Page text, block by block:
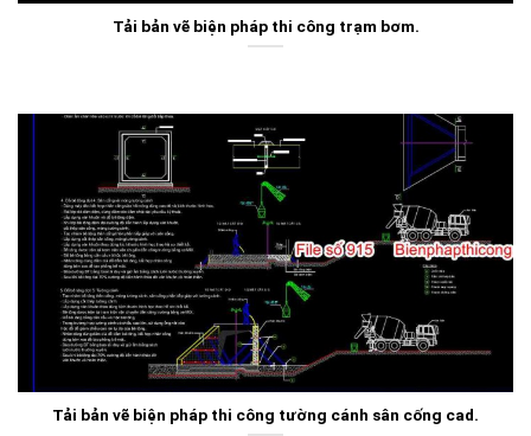
Tải bản vẽ biện pháp thi công trạm bơm.
Tải bản vẽ biện pháp thi công tường cánh sân cống cad.